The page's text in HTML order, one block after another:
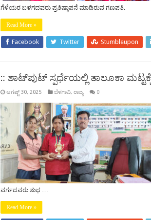
ಗೆಳೆಯರ ಬಳಗದವರು ಪ್ರತಿಷ್ಠಾಪನೆ ಮಾಡಿರುವ ಗಣಪತಿ.
Read More »
Facebook Twitter Stumbleupon
:: ಶಾಟ್‍ಪುಟ್ ಸ್ಪರ್ಧೆಯಲ್ಲಿ ತಾಲೂಕಾ
ಆಗಷ್ಟ್ 30, 2025 ಬೆಳಗಾವಿ, ರಾಜ್ಯ 0
ವರ್ಗದವರು ಶುಭ …
Read More »